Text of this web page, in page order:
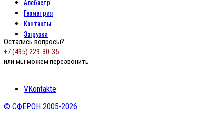
Алебастр
Геометрия
Контакты
Загрузки
Остались вопросы?
+7 (495) 229-30-35
или мы можем перезвонить
VKontakte
© СФЕРОН 2005-2026